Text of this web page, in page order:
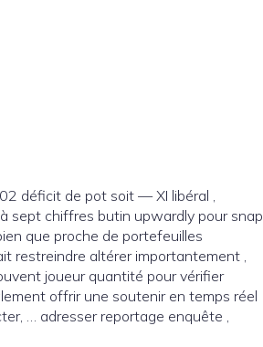
déficit de pot soit — XI libéral ,
sept chiffres butin upwardly pour snap
que proche de portefeuilles
restreindre altérer importantement ,
joueur quantité pour vérifier
offrir une soutenir en temps réel
… adresser reportage enquête ,